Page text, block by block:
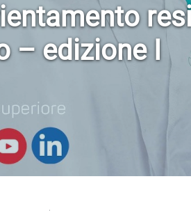
– edizione I